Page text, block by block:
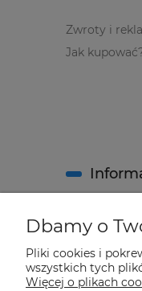
Zwroty i
Jak
Polityka
System
"Climatools"
Dbamy o
Pliki cookies i
wszystkich tych
Więcej o plikach